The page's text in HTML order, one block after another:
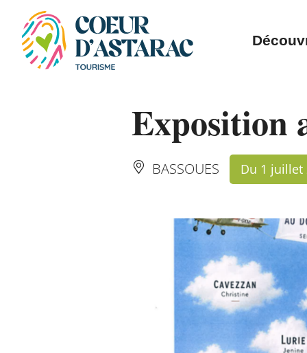
Panneau de gestion des cookies
Exposition
BASSOUES Du 1 juillet